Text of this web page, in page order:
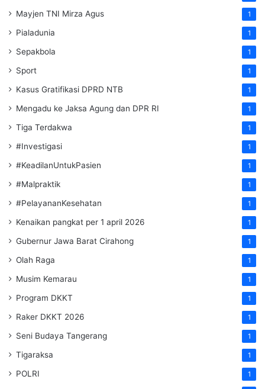
Mayjen TNI Mirza Agus 1
Pialadunia 1
Sepakbola 1
Sport 1
Kasus Gratifikasi DPRD NTB 1
Mengadu ke Jaksa Agung dan DPR RI 1
Tiga Terdakwa 1
#Investigasi 1
#KeadilanUntukPasien 1
#Malpraktik 1
#PelayananKesehatan 1
Kenaikan pangkat per 1 april 2026 1
Gubernur Jawa Barat Cirahong 1
Olah Raga 1
Musim Kemarau 1
Program DKKT 1
Raker DKKT 2026 1
Seni Budaya Tangerang 1
Tigaraksa 1
POLRI 1